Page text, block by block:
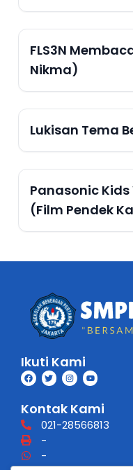
FLS3N
Nikma)
Lukisan Tema
Panasonic Kids
(Film Pendek
179 Jakarta)
Ikuti Kami
Kontak Kami
021-28566813
-
-